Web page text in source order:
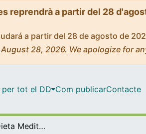
reprendrà a partir del 28
a partir del 28 de agosto de
28, 2026. We apologize for
per tot el DD Com publicarContacte
Efecto de la Dieta Mediterránea sobre los patones de tratamiento farmacológico en adultos con alto riesgo cardiovascular